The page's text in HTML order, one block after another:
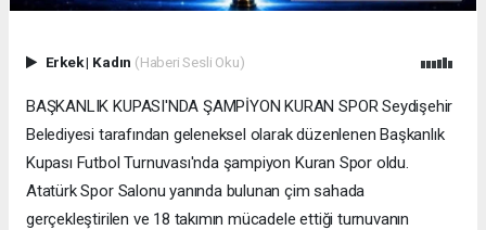
Erkek| Kadın (Haberi Sesli Oku)
BAŞKANLIK KUPASI'NDA ŞAMPİYON KURAN SPOR Seydişehir
Belediyesi tarafından geleneksel olarak düzenlenen Başkanlık
Kupası Futbol Turnuvası'nda şampiyon Kuran Spor oldu.
Atatürk Spor Salonu yanında bulunan çim sahada
gerçekleştirilen ve 18 takımın mücadele ettiği turnuvanın